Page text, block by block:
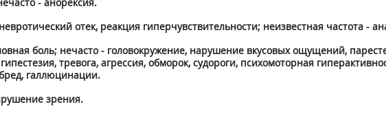
отек, реакция гиперчувствительности; неизвестная частота -
боль; нечасто - головокружение, нарушение вкусовых ощущений,
тревога, агрессия, обморок, судороги, психомоторная
галлюцинации.
зрения.